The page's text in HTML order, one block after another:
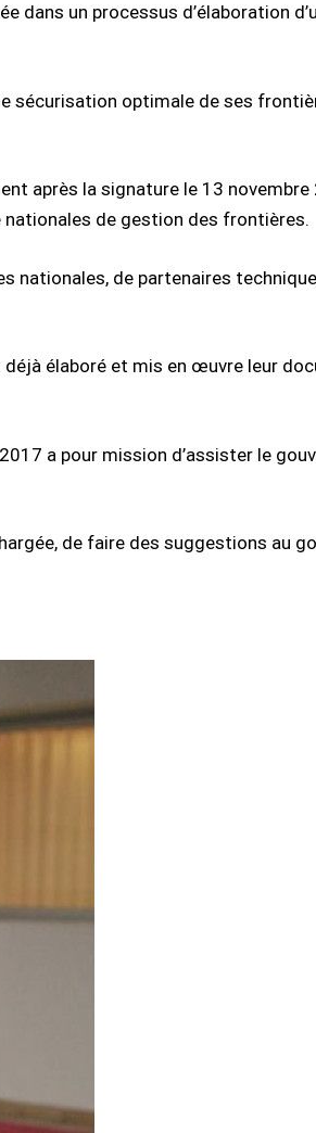
dans un processus d’élaboration
sécurisation optimale de ses
après la signature le 13
nationales de gestion des frontières.
de partenaires
déjà élaboré et mis en œuvre leur
a pour mission d’assister le
de faire des suggestions au